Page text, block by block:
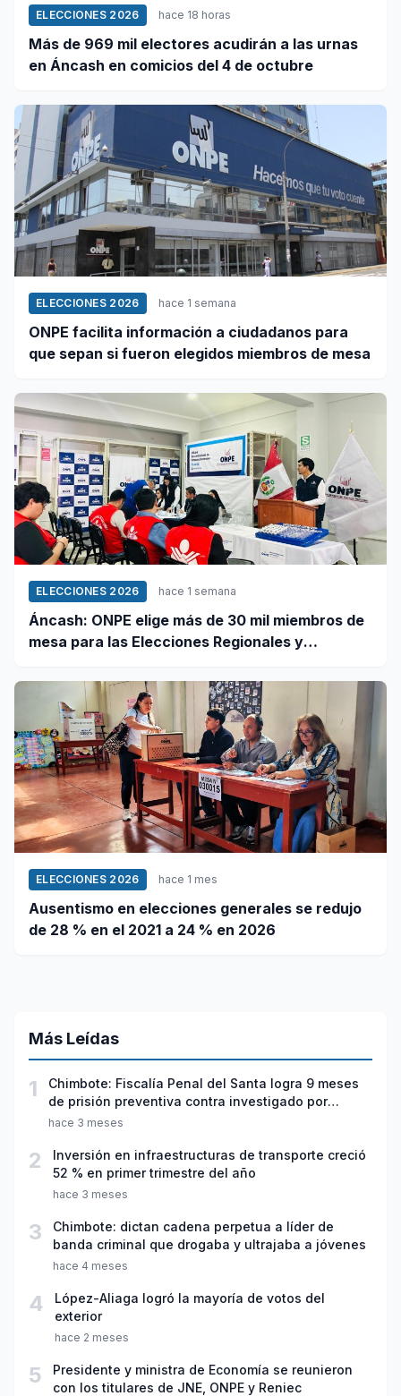
ELECCIONES 2026 hace 18 horas
Más de 969 mil electores acudirán a las urnas
en Áncash en comicios del 4 de octubre
ELECCIONES 2026 hace 1 semana
ONPE facilita información a ciudadanos para
que sepan si fueron elegidos miembros de mesa
ELECCIONES 2026 hace 1 semana
Áncash: ONPE elige más de 30 mil miembros de
mesa para las Elecciones Regionales y
ELECCIONES 2026 hace 1 mes
Ausentismo en elecciones generales se redujo
de 28 % en el 2021 a 24 % en 2026
Más Leídas
1
Chimbote: Fiscalía Penal del Santa logra 9 meses
de prisión preventiva contra investigado por
violación sexual y tentativa de feminicidio
hace 3 meses
2
Inversión en infraestructuras de transporte creció
52 % en primer trimestre del año
hace 3 meses
3
Chimbote: dictan cadena perpetua a líder de
banda criminal que drogaba y ultrajaba a jóvenes
hace 4 meses
4
López-Aliaga logró la mayoría de votos del
exterior
hace 2 meses
5
Presidente y ministra de Economía se reunieron
con los titulares de JNE, ONPE y Reniec